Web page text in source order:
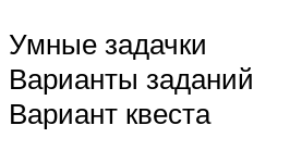
Умные задачки
Варианты заданий
Вариант квеста